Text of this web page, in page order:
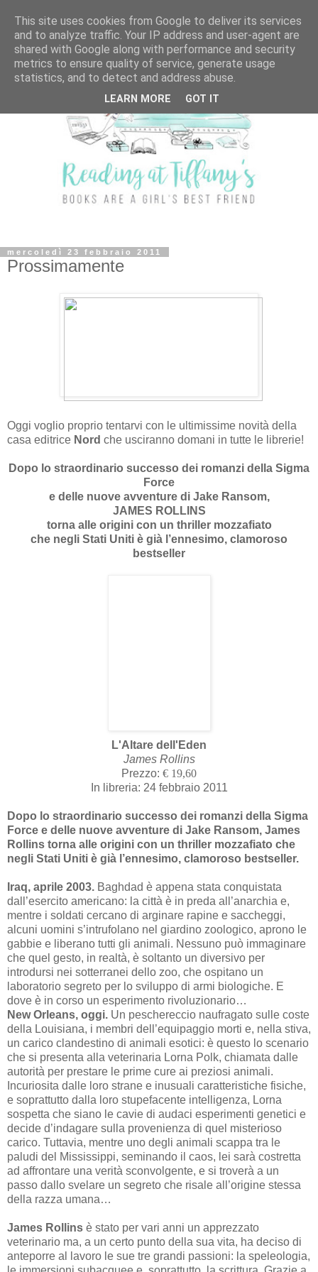
mercoledì 23 febbraio 2011
Prossimamente
Oggi voglio proprio tentarvi con le ultimissime novità della
casa editrice Nord che usciranno domani in tutte le librerie!
Dopo lo straordinario successo dei romanzi della Sigma
Force
e delle nuove avventure di Jake Ransom,
JAMES ROLLINS
torna alle origini con un thriller mozzafiato
che negli Stati Uniti è già l’ennesimo, clamoroso
bestseller
L'Altare dell'Eden
James Rollins
Prezzo: € 19,60
In libreria: 24 febbraio 2011
Dopo lo straordinario successo dei romanzi della Sigma
Force e delle nuove avventure di Jake Ransom, James
Rollins torna alle origini con un thriller mozzafiato che
negli Stati Uniti è già l’ennesimo, clamoroso bestseller.
Iraq, aprile 2003. Baghdad è appena stata conquistata
da ll’esercito americano: la città è in preda all’anarchia e,
mentre i soldati cercano di arginare rapine e saccheggi,
alcuni uomini s’intrufolano nel giardino zoologico, aprono le
gabbie e liberano tutti gli animali. Nessuno può immaginare
che quel gesto, in realtà, è soltanto un diversivo per
introdursi nei sotterranei dello zoo, che ospitano un
laboratorio segreto per lo sviluppo di armi biologiche. E
dove è in corso un esperimento rivoluzionario…
New Orleans, oggi. Un peschereccio naufragato sulle coste
della Louisiana, i membri dell’equipaggio morti e, nella stiva,
un carico clandestino di animali esotici: è questo lo scenario
che si presenta alla veterinaria Lorna Polk, chiamata dalle
autorità per prestare le prime cure ai preziosi animali.
Incuriosita dalle loro strane e inusuali caratteristiche fisiche,
e soprattutto dalla loro stupefacente intelligenza, Lorna
sospetta che siano le cavie di audaci esperimenti genetici e
decide d’indagare sulla provenienza di quel misterioso
carico. Tuttavia, mentre uno degli animali scappa tra le
paludi del Mississippi, seminando il caos, lei sarà costretta
ad affrontare una verità sconvolgente, e si troverà a un
passo dallo svelare un segreto che risale all’origine stessa
della razza umana…
James Rollins è stato per vari anni un apprezzato
veterinario ma, a un certo punto della sua vita, ha deciso di
anteporre al lavoro le sue tre grandi passioni: la speleologia,
This site uses cookies from Google to deliver its services
and to analyze traffic. Your IP address and user-agent are
shared with Google along with performance and security
metrics to ensure quality of service, generate usage
statistics, and to detect and address abuse.
LEARN MORE GOT IT